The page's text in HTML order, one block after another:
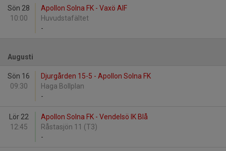
Sön 28
10:00
Apollon Solna FK - Vaxö AIF
Huvudstafältet
-
Augusti
Sön 16
09:30
Djurgården 15-5 - Apollon Solna FK
Haga Bollplan
-
Lör 22
12:45
Apollon Solna FK - Vendelsö IK Blå
Råstasjön 11 (T3)
-